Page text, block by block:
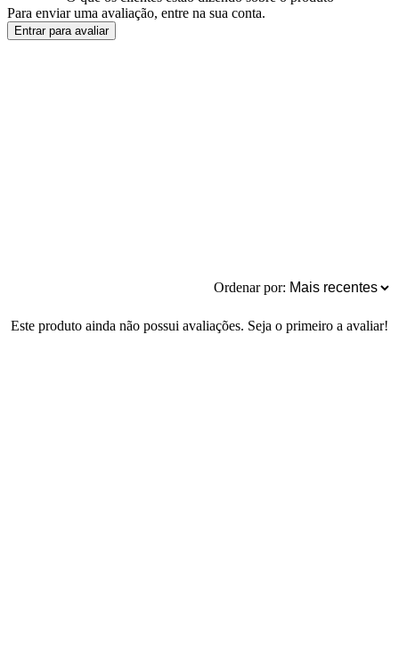
Para enviar uma avaliação, entre na sua conta.
Entrar para avaliar
Ordenar por:
Este produto ainda não possui avaliações. Seja o primeiro a avaliar!